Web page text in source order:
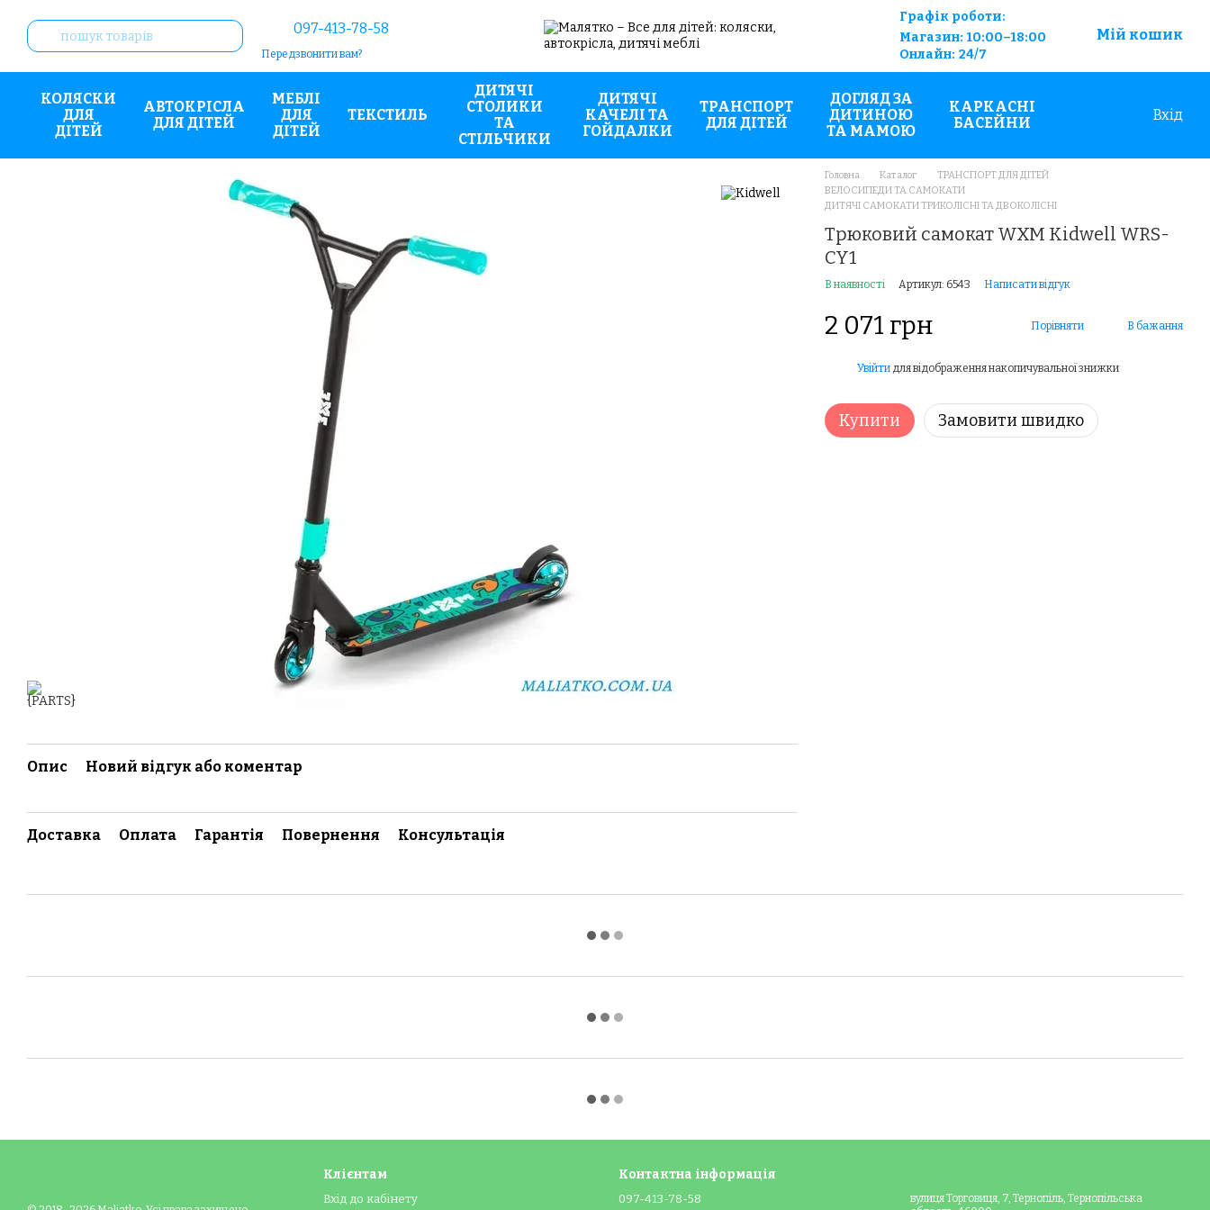
097-413-78-58
Передзвонити вам?
Графік роботи:
Магазин: 10:00–18:00
Онлайн: 24/7
Мій кошик
КОЛЯСКИ
ДЛЯ
ДІТЕЙ
АВТОКРІСЛА
ДЛЯ ДІТЕЙ
МЕБЛІ
ДЛЯ
ДІТЕЙ
ТЕКСТИЛЬ
ДИТЯЧІ
СТОЛИКИ
ТА
СТІЛЬЧИКИ
ДИТЯЧІ
КАЧЕЛІ ТА
ГОЙДАЛКИ
ТРАНСПОРТ
ДЛЯ ДІТЕЙ
ДОГЛЯД ЗА
ДИТИНОЮ
ТА МАМОЮ
КАРКАСНІ
БАСЕЙНИ
Вхід
Головна Каталог
ТРАНСПОРТ ДЛЯ ДІТЕЙ
ВЕЛОСИПЕДИ ТА САМОКАТИ
ДИТЯЧІ САМОКАТИ ТРИКОЛІСНІ ТА ДВОКОЛІСНІ
Трюковий самокат WXM Kidwell WRS-
CY1
В наявності Артикул: 6543 Написати відгук
2 071 грн Порівняти В бажання
Увійти для відображення накопичувальної знижки
Купити Замовити швидко
Опис Новий відгук або коментар
Доставка Оплата Гарантія Повернення Консультація
Клієнтам
Вхід до кабінету
Контактна інформація
097-413-78-58
вулиця Торговиця, 7, Тернопіль, Тернопільська